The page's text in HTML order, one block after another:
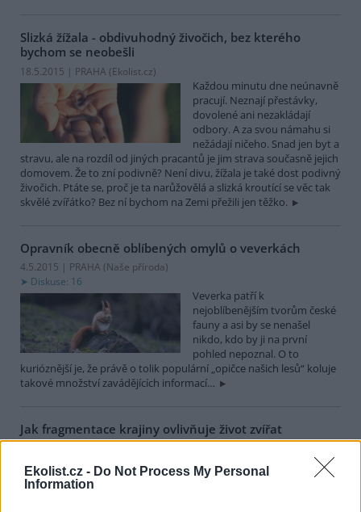
Ekolist.cz - Do Not Process My Personal
Information
Slizká žížala - obdivuhodný živočich, bez kterého
bychom se neobešli
18.5.2015 | PRAHA (Ekolist.cz)
Každou minutu dne neúnavně
pracují. Neznají přestávky,
dovolené ani nezakládají
odbory. A za svou námahu si
nežádají ničeho. Snad jen byt a
stravu, ale na rozdíl od jiných pracantů je jim strava současně jejich
domovem. Že to zní podivně? Není divu, žížala je také dost podivný
živočich. Ptáte se, proč je ta narůžovělá a slizká kroutící se věc tak
skvělé zvířátko? Bez ní bychom na Zemi přežili jen těžko.
Opravník obecně oblíbených omylů o veverkách
4.5.2015 | PRAHA (Naše příroda)
Diskuse: 16
Veverka patří k
nejoblíbenějším tvorům české
fauny a asi by se nenašel
nikdo, kdo by ji na první
pohled nepoznal. O to
kurióznější je, že právě o tolik populární „opičce našich lesů“ koluje
takové množství zavádějících informací…
Jak fragmentace krajiny ovlivňuje život zvířat
Zkusili jste se někdy podívat na
mapu České republiky?